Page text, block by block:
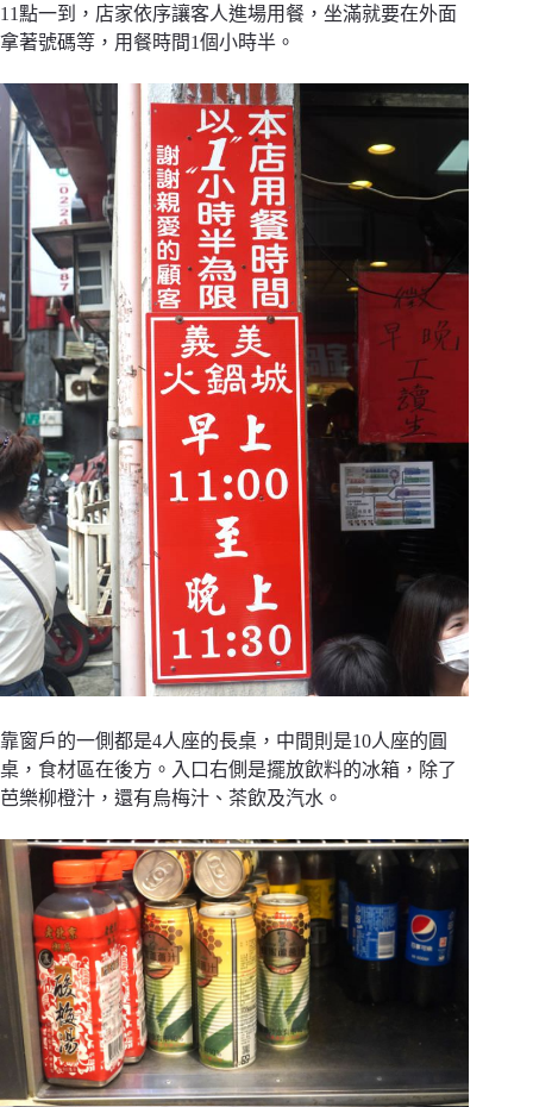
11點一到，店家依序讓客人進場用餐，坐滿就要在外面
拿著號碼等，用餐時間1個小時半。
靠窗戶的一側都是4人座的長桌，中間則是10人座的圓
桌，食材區在後方。入口右側是擺放飲料的冰箱，除了
芭樂柳橙汁，還有烏梅汁、茶飲及汽水。